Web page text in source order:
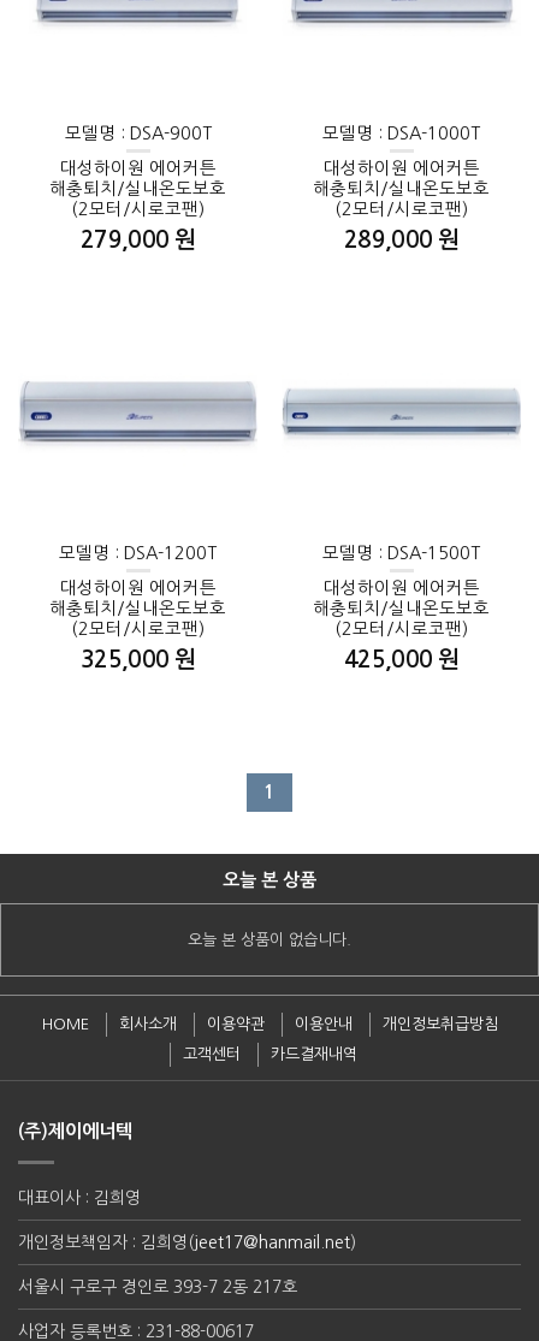
모델명 : DSA-900T
대성하이원 에어커튼
해충퇴치/실내온도보호
(2모터/시로코팬)
279,000 원
모델명 : DSA-1000T
대성하이원 에어커튼
해충퇴치/실내온도보호
(2모터/시로코팬)
289,000 원
모델명 : DSA-1200T
대성하이원 에어커튼
해충퇴치/실내온도보호
(2모터/시로코팬)
325,000 원
모델명 : DSA-1500T
대성하이원 에어커튼
해충퇴치/실내온도보호
(2모터/시로코팬)
425,000 원
1
오늘 본 상품
오늘 본 상품이 없습니다.
HOME 회사소개 이용약관 이용안내
개인정보취급방침
고객센터
카드결재내역
(주)제이에너텍
대표이사 : 김희영
개인정보책임자 : 김희영(jeet17@hanmail.net)
서울시 구로구 경인로 393-7 2동 217호
사업자 등록번호 : 231-88-00617